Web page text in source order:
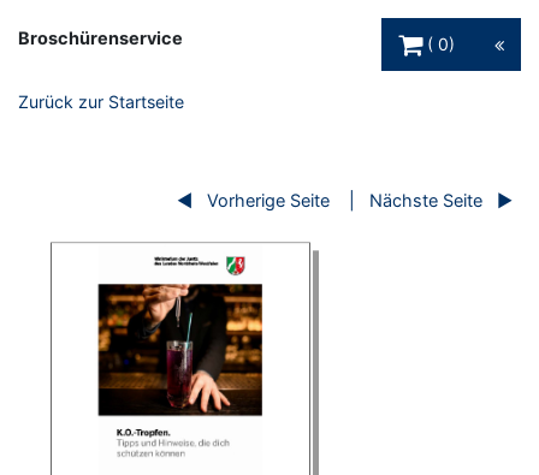
Broschürenservice
0
Zurück zur Startseite
Vorherige Seite Nächste Seite